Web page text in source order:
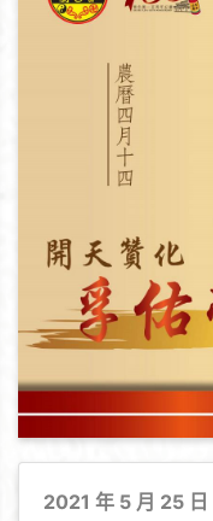
2021 年 5 月 25 日